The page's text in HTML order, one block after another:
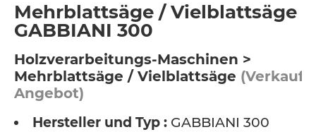
Mehrblattsäge / Vielblattsäge -
GABBIANI 300
Holzverarbeitungs-Maschinen >
Mehrblattsäge / Vielblattsäge (Verkauf /
Angebot)
Hersteller und Typ : GABBIANI 300